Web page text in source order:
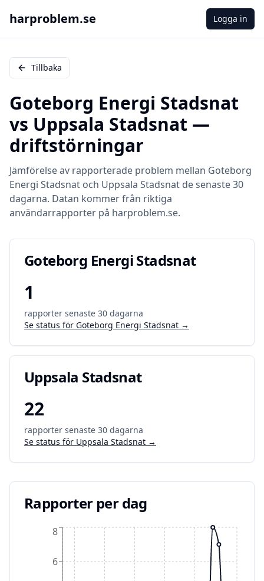
harproblem.se Logga in
Tillbaka
Goteborg Energi Stadsnat
vs Uppsala Stadsnat —
driftstörningar
Jämförelse av rapporterade problem mellan Goteborg
Energi Stadsnat och Uppsala Stadsnat de senaste 30
dagarna. Datan kommer från riktiga
användarrapporter på harproblem.se.
Goteborg Energi Stadsnat
1
rapporter senaste 30 dagarna
Se status för Goteborg Energi Stadsnat →
Uppsala Stadsnat
22
rapporter senaste 30 dagarna
Se status för Uppsala Stadsnat →
Rapporter per dag
6
8